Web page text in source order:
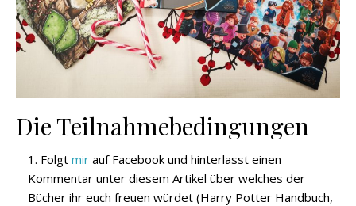
Die Teilnahmebedingungen
Folgt mir auf Facebook und hinterlasst einen
Kommentar unter diesem Artikel über welches der
Bücher ihr euch freuen würdet (Harry Potter Handbuch,